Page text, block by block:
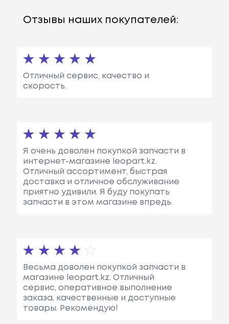
Отзывы наших покупателей:
Отличный сервис, качество и
скорость.
Я очень доволен покупкой запчасти в
интернет-магазине leopart.kz.
Отличный ассортимент, быстрая
доставка и отличное обслуживание
приятно удивили. Я буду покупать
запчасти в этом магазине впредь.
Весьма доволен покупкой запчасти в
магазине leopart.kz. Отличный
сервис, оперативное выполнение
заказа, качественные и доступные
товары. Рекомендую!